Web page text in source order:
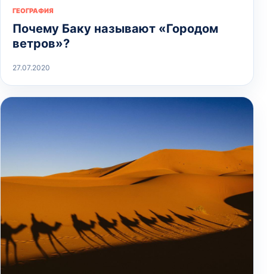
ГЕОГРАФИЯ
Почему Баку называют «Городом
ветров»?
27.07.2020